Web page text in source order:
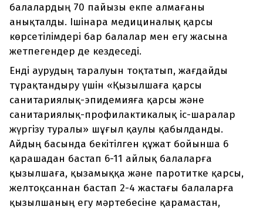
балалардың 70 пайызы екпе алмағаны
анықталды. Ішінара медициналық қарсы
көрсетілімдері бар балалар мен егу жасына
жетпегендер де кездеседі.
Енді аурудың таралуын тоқтатып, жағдайды
тұрақтандыру үшін «Қызылшаға қарсы
санитариялық-эпидемияға қарсы және
санитариялық-профилактикалық іс-шаралар
жүргізу туралы» шұғыл қаулы қабылданды.
Айдың басында бекітілген құжат бойынша 6
қарашадан бастап 6-11 айлық балаларға
қызылшаға, қызамыққа және паротитке қарсы,
желтоқсаннан бастап 2-4 жастағы балаларға
қызылшаның егу мәртебесіне қарамастан,